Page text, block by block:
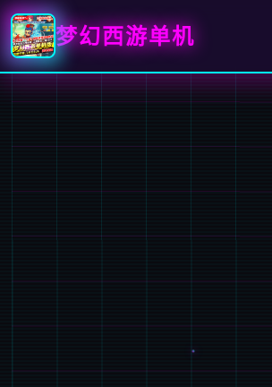
梦幻西游单机